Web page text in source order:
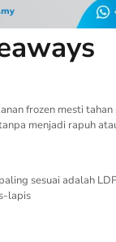
frozen mesti tahan
menjadi rapuh
sesuai adalah
lapis